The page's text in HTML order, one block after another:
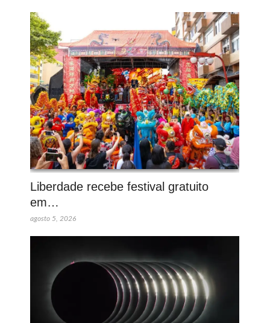
Liberdade recebe festival gratuito
em…
agosto 5, 2026